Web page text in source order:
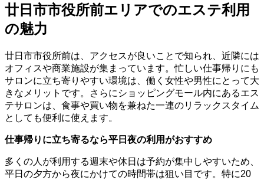
廿日市市役所前エリアでのエステ利用
の魅力
廿日市市役所前は、アクセスが良いことで知られ、近隣には
オフィスや商業施設が集まっています。忙しい仕事帰りにも
サロンに立ち寄りやすい環境は、働く女性や男性にとって大
きなメリットです。さらにショッピングモール内にあるエス
テサロンは、食事や買い物を兼ねた一連のリラックスタイム
としても便利に使えます。
仕事帰りに立ち寄るなら平日夜の利用がおすすめ
多くの人が利用する週末や休日は予約が集中しやすいため、
平日の夕方から夜にかけての時間帯は狙い目です。特に20